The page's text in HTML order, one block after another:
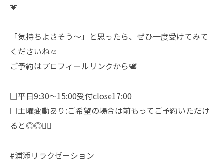
💗
「気持ちよさそう〜」と思ったら、ぜひ一度受けてみて
くださいね☺️
ご予約はプロフィールリンクから🕊️
□平日9:30〜15:00受付close17:00
□土曜変動あり:ご希望の場合は前もってご予約いただけ
ると◎◎🙇‍♀️
#浦添リラクゼーション